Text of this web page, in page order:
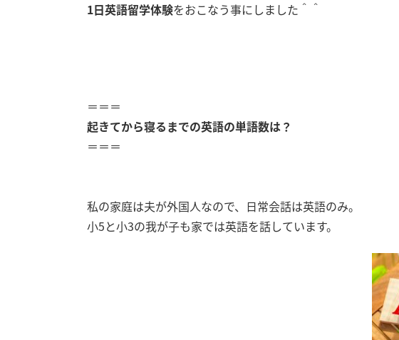
1日英語留学体験をおこなう事にしました＾＾
＝＝＝
起きてから寝るまでの英語の単語数は？
＝＝＝
私の家庭は夫が外国人なので、日常会話は英語のみ。
小5と小3の我が子も家では英語を話しています。